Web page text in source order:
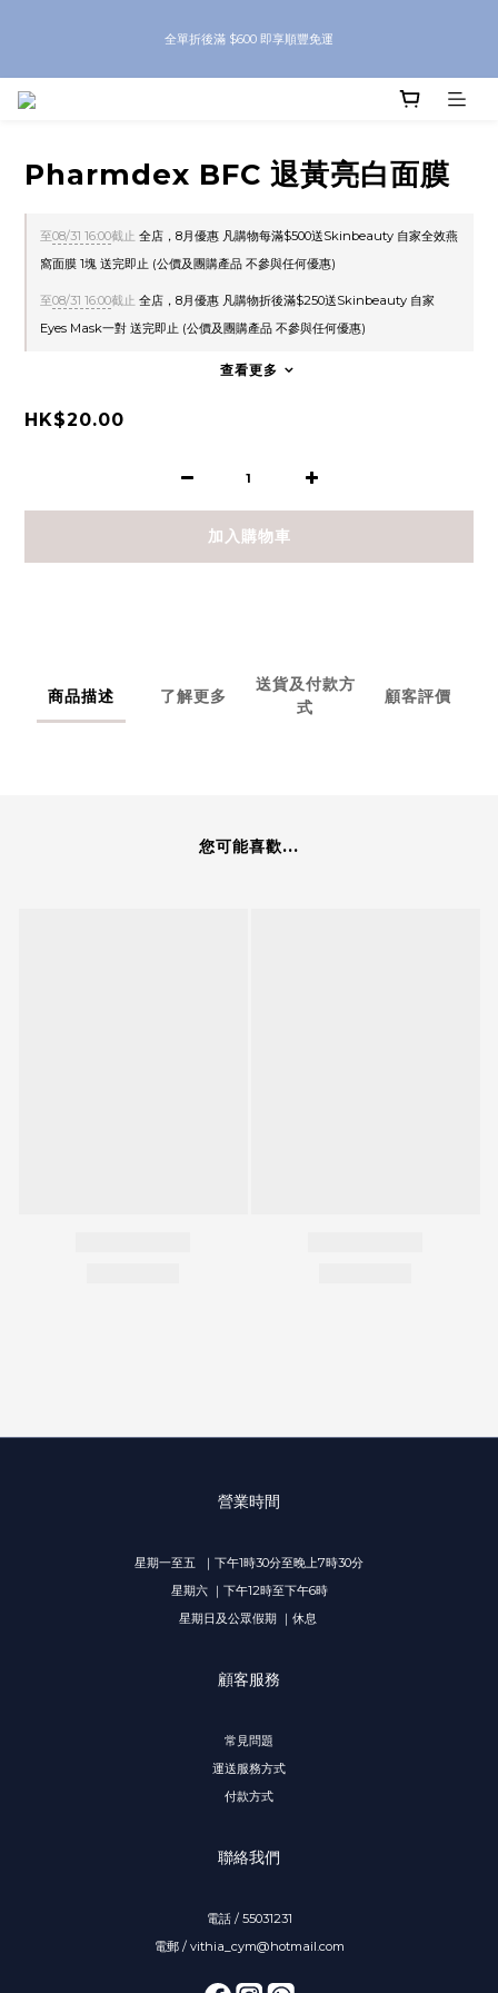
全單折後滿 $600 即享順豐免運
8月優惠 凡購物折後滿$250送Skinbeauty 自家Eyes Mask一對 每滿$500送
Pharmdex BFC 退黃亮白面膜
至08/31 16:00截止 全店，8月優惠 凡購物每滿$500送Skinbeauty 自家全效燕
窩面膜 1塊 送完即止 (公價及團購產品 不參與任何優惠)
至08/31 16:00截止 全店，8月優惠 凡購物折後滿$250送Skinbeauty 自家
Eyes Mask一對 送完即止 (公價及團購產品 不參與任何優惠)
查看更多
HK$20.00
加入購物車
商品描述 了解更多
送貨及付款方
式
顧客評價
您可能喜歡...
營業時間
星期一至五 ｜下午1時30分至晚上7時30分
星期六 ｜下午12時至下午6時
星期日及公眾假期 ｜休息
顧客服務
常見問題
運送服務方式
付款方式
聯絡我們
電話 / 55031231
電郵 / vithia_cym@hotmail.com